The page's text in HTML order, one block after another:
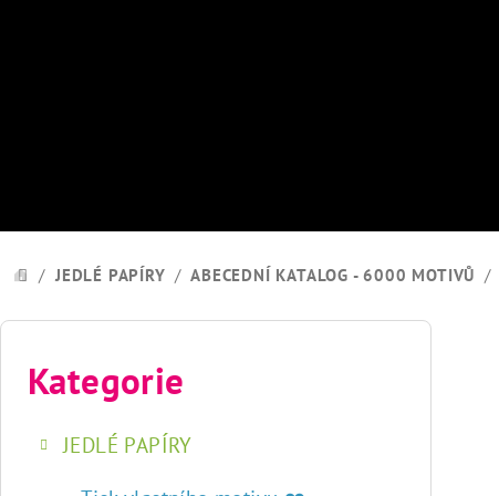
DOMŮ
/ JEDLÉ PAPÍRY / ABECEDNÍ KATALOG - 6000 MOTIVŮ /
P
Přeskočit
kategorie
Kategorie
JEDLÉ PAPÍRY